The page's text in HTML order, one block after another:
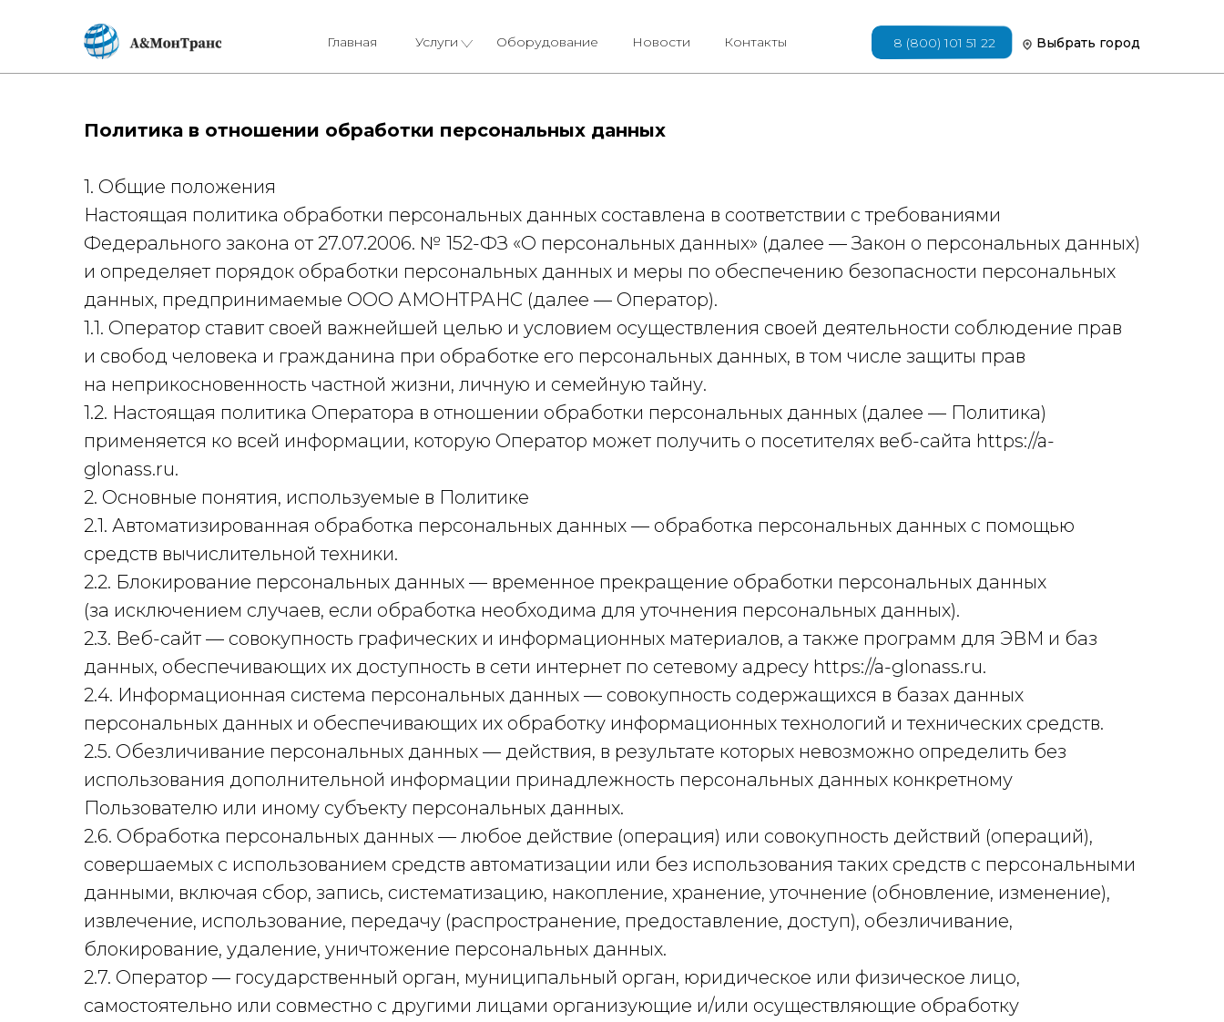
Главная Услуги Оборудование Новости Контакты 8 (800) 101 51 22 Выбрать город
Политика в отношении обработки персональных данных
1. Общие положения
Настоящая политика обработки персональных данных составлена в соответствии с требованиями
Федерального закона от 27.07.2006. № 152-ФЗ «О персональных данных» (далее — Закон о персональных данных)
и определяет порядок обработки персональных данных и меры по обеспечению безопасности персональных
данных, предпринимаемые ООО АМОНТРАНС (далее — Оператор).
1.1. Оператор ставит своей важнейшей целью и условием осуществления своей деятельности соблюдение прав
и свобод человека и гражданина при обработке его персональных данных, в том числе защиты прав
на неприкосновенность частной жизни, личную и семейную тайну.
1.2. Настоящая политика Оператора в отношении обработки персональных данных (далее — Политика)
применяется ко всей информации, которую Оператор может получить о посетителях веб-сайта https://a-
glonass.ru.
2. Основные понятия, используемые в Политике
2.1. Автоматизированная обработка персональных данных — обработка персональных данных с помощью
средств вычислительной техники.
2.2. Блокирование персональных данных — временное прекращение обработки персональных данных
(за исключением случаев, если обработка необходима для уточнения персональных данных).
2.3. Веб-сайт — совокупность графических и информационных материалов, а также программ для ЭВМ и баз
данных, обеспечивающих их доступность в сети интернет по сетевому адресу https://a-glonass.ru.
2.4. Информационная система персональных данных — совокупность содержащихся в базах данных
персональных данных и обеспечивающих их обработку информационных технологий и технических средств.
2.5. Обезличивание персональных данных — действия, в результате которых невозможно определить без
использования дополнительной информации принадлежность персональных данных конкретному
Пользователю или иному субъекту персональных данных.
2.6. Обработка персональных данных — любое действие (операция) или совокупность действий (операций),
совершаемых с использованием средств автоматизации или без использования таких средств с персональными
данными, включая сбор, запись, систематизацию, накопление, хранение, уточнение (обновление, изменение),
извлечение, использование, передачу (распространение, предоставление, доступ), обезличивание,
блокирование, удаление, уничтожение персональных данных.
2.7. Оператор — государственный орган, муниципальный орган, юридическое или физическое лицо,
самостоятельно или совместно с другими лицами организующие и/или осуществляющие обработку